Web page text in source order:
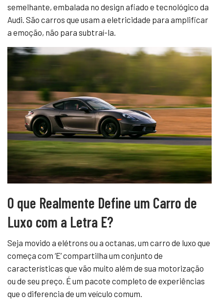
semelhante, embalada no design afiado e tecnológico da
Audi. São carros que usam a eletricidade para amplificar
a emoção, não para subtraí-la.
O que Realmente Define um Carro de
Luxo com a Letra E?
Seja movido a elétrons ou a octanas, um carro de luxo que
começa com ‘E’ compartilha um conjunto de
características que vão muito além de sua motorização
ou de seu preço. É um pacote completo de experiências
que o diferencia de um veículo comum.